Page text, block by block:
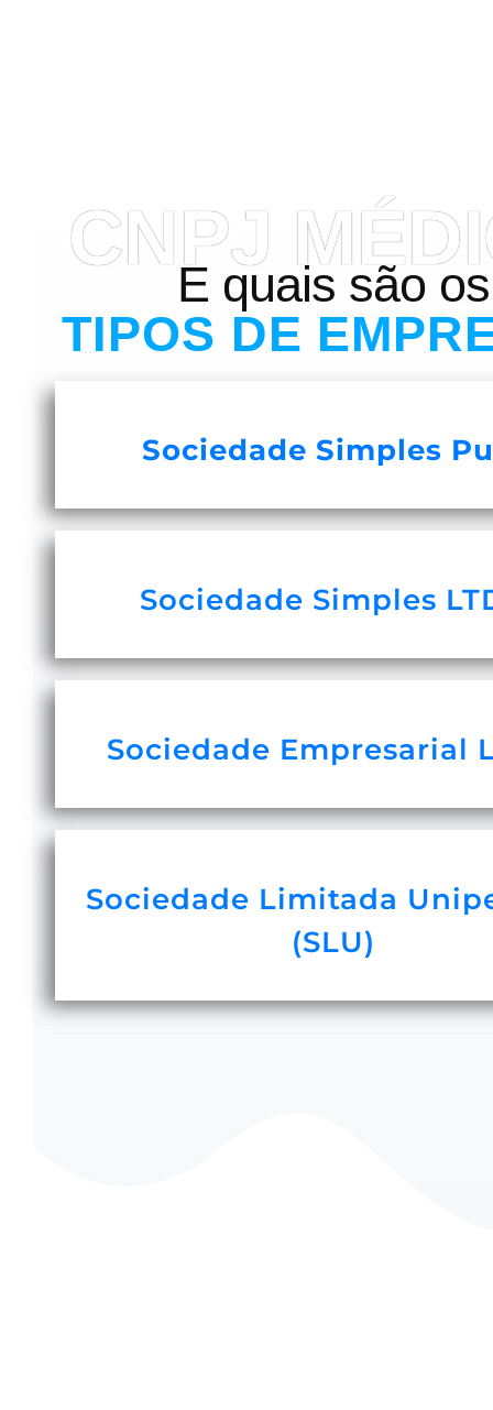
CNPJ
E quais são os
TIPOS DE
Sociedade Simples
Sociedade Simples
Sociedade Empresarial
Sociedade Limitada
(SLU)